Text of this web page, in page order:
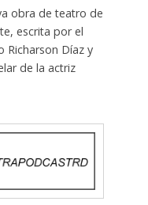
obra de teatro de
escrita por el
Díaz y
de la actriz